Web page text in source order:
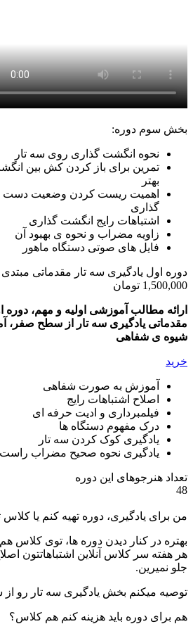
بخش سوم دوره:
نحوه انگشت گذاری روی سه تار
تمرین برای باز کردن کش بین
بهتر
اهمیت ریست کردن وضعیت دست
گذاری
اشتباهات رایج انگشت گذاری
زاویه مضراب و نحوه ی بهبود آن
فایل های صوتی دستگاه ماهور
دوره اول یادگیری سه تار مقدماتی
1,500,000 تومان
ارائه مطالب آموزشی اولیه و مهم،
مقدماتی یادگیری سه تار از سطح صفر،
شیوه ی شفاهی
خرید
آموزش به صورت شفاهی
اصلاح اشتباهات رایج
فیلمبرداری و ادیت حرفه ای
درک مفهوم دستگاه ها
یادگیری کوک کردن سه تار
یادگیری نحوه صحیح مضراب
تعداد هنرجوهای این دوره
48
من برای یادگیری، دوره تهیه کنم یا
بهتره در کنار دیدن دوره ها، توی کلاس
هر هفته سر کلاس آنلاین اشتباهاتتون
جلو نمیرین.
توصیه میکنم بخش یادگیری سه تار رو
هم برای دوره باید هزینه کنم هم کلاس؟